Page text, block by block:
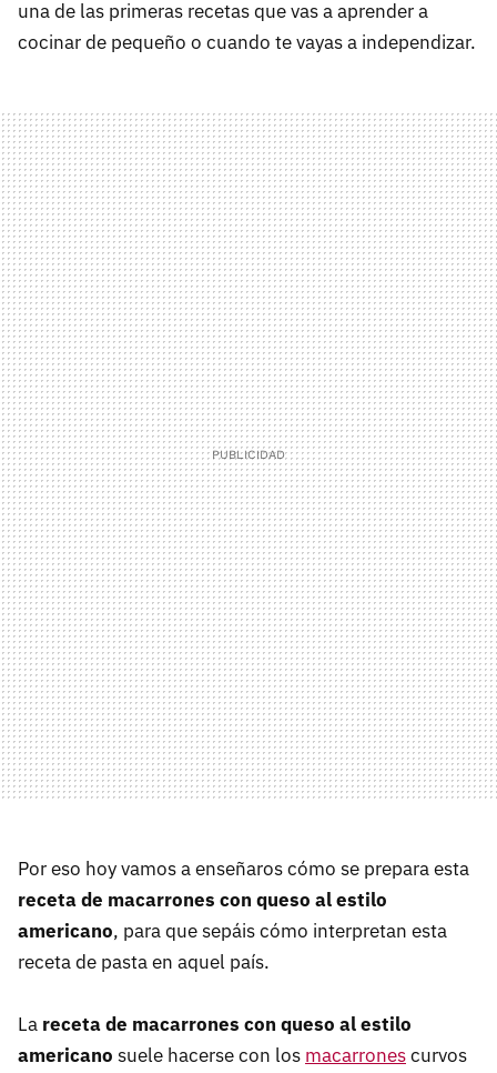
una de las primeras recetas que vas a aprender a
cocinar de pequeño o cuando te vayas a independizar.
Por eso hoy vamos a enseñaros cómo se prepara esta
receta de macarrones con queso al estilo
americano, para que sepáis cómo interpretan esta
receta de pasta en aquel país.
La receta de macarrones con queso al estilo
americano suele hacerse con los macarronescurvos